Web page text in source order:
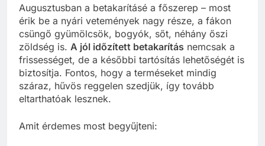
Augusztusban a betakarításé a főszerep – most
érik be a nyári vetemények nagy része, a fákon
csüngő gyümölcsök, bogyók, sőt, néhány őszi
zöldség is. A jól időzített betakarítás nemcsak a
frissességet, de a későbbi tartósítás lehetőségét is
biztosítja. Fontos, hogy a terméseket mindig
száraz, hűvös reggelen szedjük, így tovább
eltarthatóak lesznek.
Amit érdemes most begyűjteni: